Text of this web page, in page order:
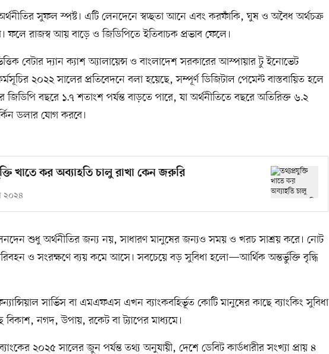
সুফল স্পষ্ট। এটি লেনদেনে স্বচ্ছতা আনে এবং করফাঁকি, ঘুষ ও অবৈধ অর্থচক্র
ফলে রাজস্ব আয় বাড়ে ও জিডিপিতে ইতিবাচক প্রভাব ফেলে।
বেটার দ্যান ক্যাশ অ্যালায়েন্স ও বাংলাদেশ সরকারের আস্পায়ার টু ইনোভেট
২০২২ সালের প্রতিবেদনে বলা হয়েছে, সম্পূর্ণ ডিজিটাল পেমেন্ট বাস্তবায়িত হলে
জিডিপি বছরে ১.৭ শতাংশ পর্যন্ত বাড়তে পারে, যা অর্থনীতিতে বছরে অতিরিক্ত ৬.২
ডলার যোগ করবে।
খাতে কর অব্যাহতি চালু রাখা কেন জরুরি
২০২৪
শুধু অর্থনীতির জন্য নয়, সাধারণ মানুষের জন্যও সময় ও খরচ সাশ্রয় করে। নোট
ও সংরক্ষণে ব্যয় কমে আসে। সবচেয়ে বড় সুবিধা হলো—আর্থিক অন্তর্ভুক্তি বৃদ্ধি
সার্ভিস বা এমএফএস এখন ব্যাংকবহির্ভূত কোটি মানুষের কাছে ব্যাংকিং সুবিধা
বিকাশ, নগদ, উপায়, রকেট বা ট্যাপের মাধ্যমে।
২০২৫ সালের জুন পর্যন্ত তথ্য অনুযায়ী, দেশে ডেবিট কার্ডধারীর সংখ্যা প্রায় ৪